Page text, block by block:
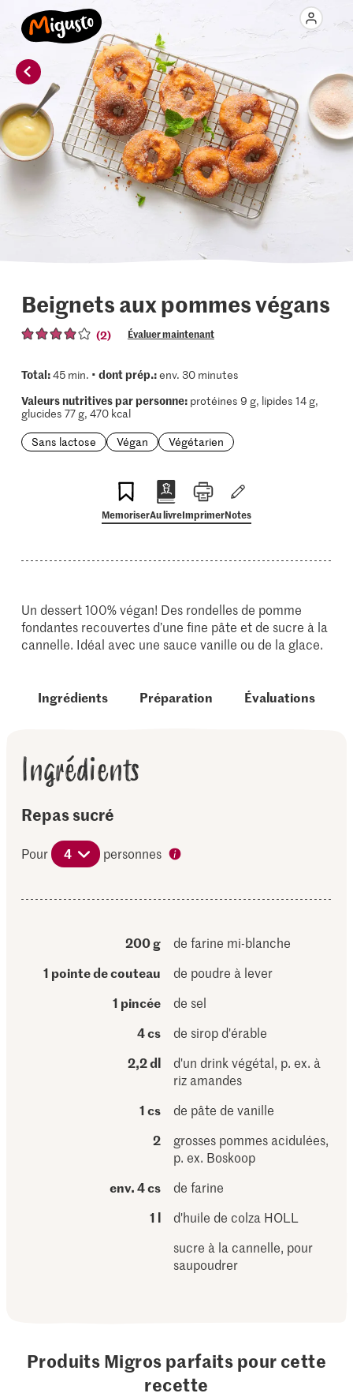
Beignets aux pommes végans
(2) Évaluer maintenant
Total:45 min. • dont prép.:env. 30 minutes
Valeurs nutritives par personne:protéines 9 g, lipides 14 g,
glucides 77 g, 470 kcal
Sans lactose
Végan Végétarien
MemoriserAu livreImprimerNotes
Un dessert 100% végan! Des rondelles de pomme
fondantes recouvertes d’une fine pâte et de sucre à la
cannelle. Idéal avec une sauce vanille ou de la glace.
Ingrédients Préparation Évaluations
Ingrédients
Repas sucré
Pour 4 personnes
200 g
de farine mi-blanche
1 pointe de couteau
de poudre à lever
1 pincée
de sel
4 cs
de sirop d'érable
2,2 dl
d'un drink végétal, p. ex. à
riz amandes
1 cs
de pâte de vanille
2
grosses pommes acidulées,
p. ex. Boskoop
env. 4 cs
de farine
1 l
d'huile de colza HOLL
sucre à la cannelle, pour
saupoudrer
Produits Migros parfaits pour cette
recette